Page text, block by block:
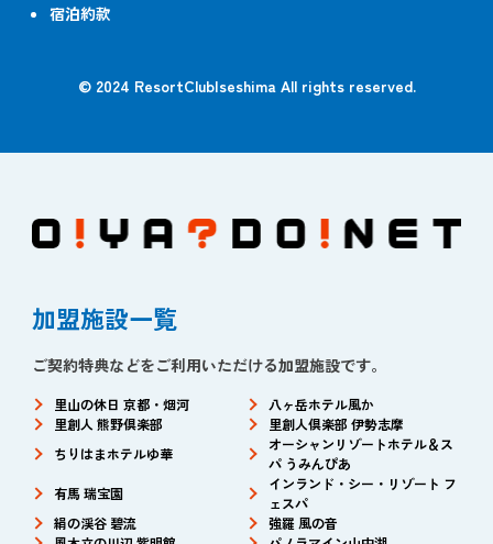
宿泊約款
© 2024 ResortClubIseshima All rights reserved.
加盟施設一覧
ご契約特典などをご利用いただける加盟施設です。
里山の休日 京都・烟河
八ヶ岳ホテル風か
里創人 熊野倶楽部
里創人倶楽部 伊勢志摩
ちりはまホテルゆ華
オーシャンリゾートホテル＆ス
パ うみんぴあ
有馬 瑞宝園
インランド・シー・リゾート フ
ェスパ
絹の渓谷 碧流
強羅 風の音